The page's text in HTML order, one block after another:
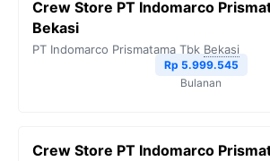
Crew Store PT Indomarco
Bekasi
PT Indomarco Prismatama Tbk Bekasi
Rp 5.999.545
Bulanan
Crew Store PT Indomarco